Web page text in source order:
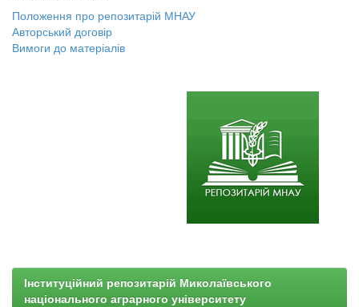
Положення про репозитарій МНАУ
Авторський договір
Вимоги до матеріалів
Інституційний репозитарій Миколаївського
національного аграрного університету